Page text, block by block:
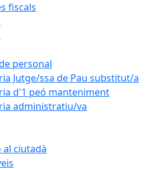
fiscals
personal
Jutge/ssa de Pau substitut/a
d'1 peó manteniment
administratiu/va
al ciutadà